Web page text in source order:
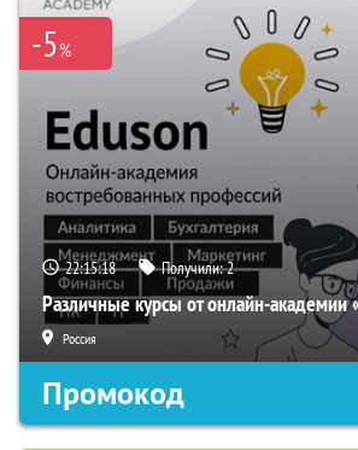
-5%
22:15:17 Получили:2
Различные курсы от онлайн-академии
Россия
Промокод